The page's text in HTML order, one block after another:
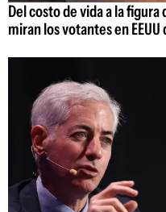
Del costo de vida a la
miran los votantes en